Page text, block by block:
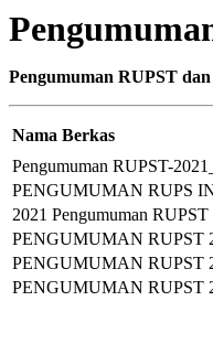
Pengumuman RUPST
Nama Berkas
Pengumuman RUPST-
PENGUMUMAN RUPS
2021 Pengumuman
PENGUMUMAN RUPST
PENGUMUMAN RUPST
PENGUMUMAN RUPST